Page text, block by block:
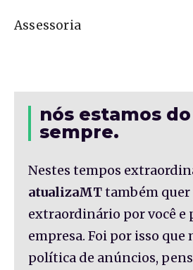
Assessoria
nós estamos
sempre.
Nestes tempos
atualizaMTtambém quer
extraordinário por você e
empresa. Foi por isso que
política de anúncios,